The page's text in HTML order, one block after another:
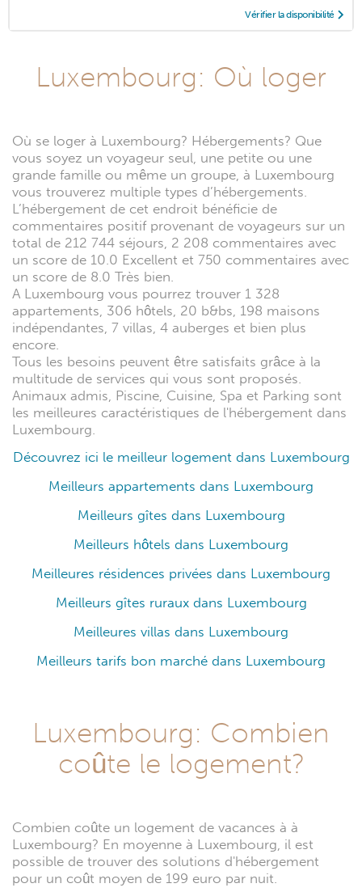
Vérifier la disponibilité
Luxembourg: Où loger
Où se loger à Luxembourg? Hébergements? Que
vous soyez un voyageur seul, une petite ou une
grande famille ou même un groupe, à Luxembourg
vous trouverez multiple types d’hébergements.
L’hébergement de cet endroit bénéficie de
commentaires positif provenant de voyageurs sur un
total de 212 744 séjours, 2 208 commentaires avec
un score de 10.0 Excellent et 750 commentaires avec
un score de 8.0 Très bien.
A Luxembourg vous pourrez trouver 1 328
appartements, 306 hôtels, 20 b&bs, 198 maisons
indépendantes, 7 villas, 4 auberges et bien plus
encore.
Tous les besoins peuvent être satisfaits grâce à la
multitude de services qui vous sont proposés.
Animaux admis, Piscine, Cuisine, Spa et Parking sont
les meilleures caractéristiques de l'hébergement dans
Luxembourg.
Découvrez ici le meilleur logement dans Luxembourg
Meilleurs appartements dans Luxembourg
Meilleurs gîtes dans Luxembourg
Meilleurs hôtels dans Luxembourg
Meilleures résidences privées dans Luxembourg
Meilleurs gîtes ruraux dans Luxembourg
Meilleures villas dans Luxembourg
Meilleurs tarifs bon marché dans Luxembourg
Luxembourg: Combien
coûte le logement?
Combien coûte un logement de vacances à à
Luxembourg? En moyenne à Luxembourg, il est
possible de trouver des solutions d'hébergement
pour un coût moyen de 199 euro par nuit.